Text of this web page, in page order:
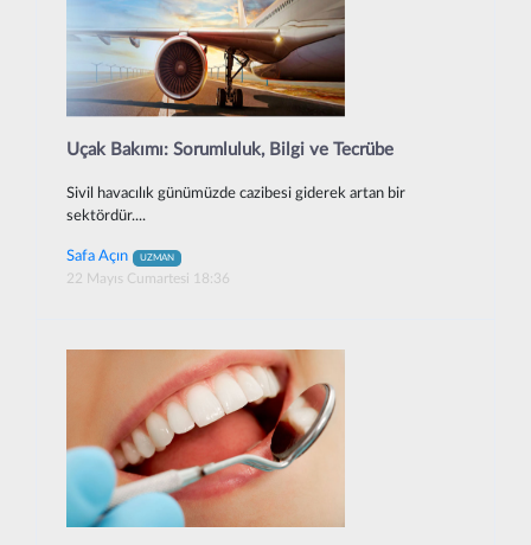
Uçak Bakımı: Sorumluluk, Bilgi ve Tecrübe
Sivil havacılık günümüzde cazibesi giderek artan bir
sektördür....
Safa Açın UZMAN
22 Mayıs Cumartesi 18:36